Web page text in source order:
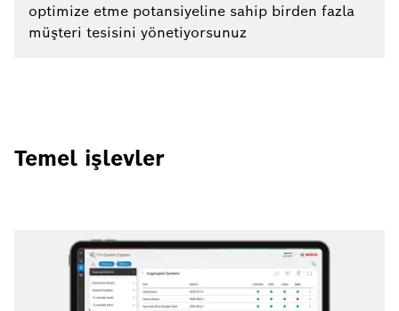
optimize etme potansiyeline sahip birden fazla
müşteri tesisini yönetiyorsunuz
Temel işlevler